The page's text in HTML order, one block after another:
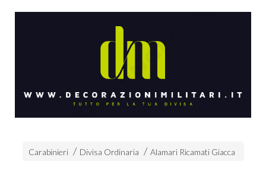
Carabinieri Divisa Ordinaria Alamari Ricamati Giacca